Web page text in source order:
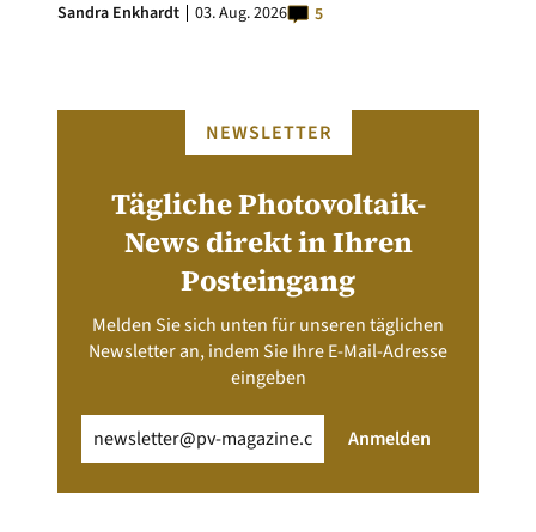
Sandra Enkhardt 03. Aug. 2026 5
NEWSLETTER
Tägliche Photovoltaik-
News direkt in Ihren
Posteingang
Melden Sie sich unten für unseren täglichen
Newsletter an, indem Sie Ihre E-Mail-Adresse
eingeben
(erforderlich) Anmelden